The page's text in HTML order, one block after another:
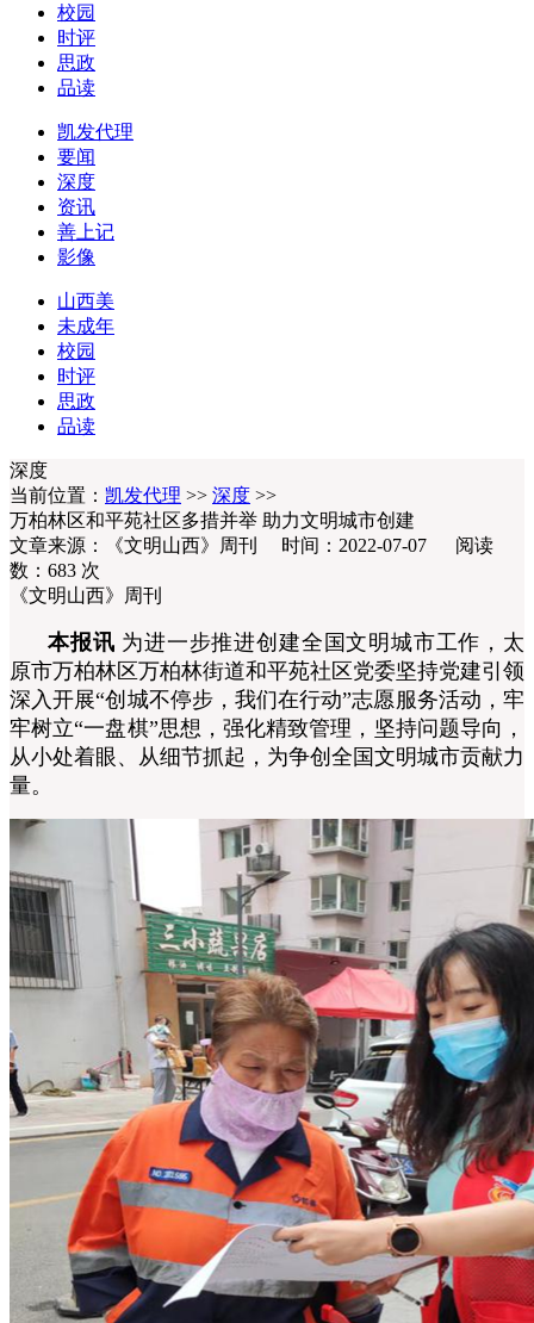
校园
时评
思政
品读
凯发代理
要闻
深度
资讯
善上记
影像
山西美
未成年
校园
时评
思政
品读
深度
当前位置： 凯发代理 >> 深度 >>
万柏林区和平苑社区多措并举 助力文明城市创建
文章来源：《文明山西》周刊 时间：2022-07-07 阅读
数： 683 次
《文明山西》周刊
本报讯 为进一步推进创建全国文明城市工作，太
原市万柏林区万柏林街道和平苑社区党委坚持党建引领
深入开展“创城不停步，我们在行动”志愿服务活动，牢
牢树立“一盘棋”思想，强化精致管理，坚持问题导向，
从小处着眼、从细节抓起，为争创全国文明城市贡献力
量。